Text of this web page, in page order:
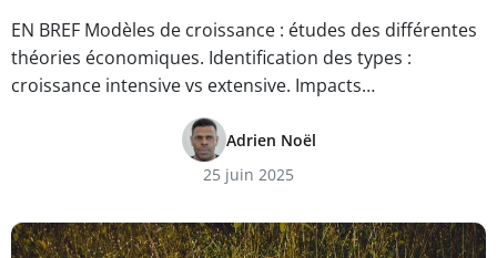
EN BREF Modèles de croissance : études des différentes
théories économiques. Identification des types :
croissance intensive vs extensive. Impacts…
Adrien Noël
25 juin 2025